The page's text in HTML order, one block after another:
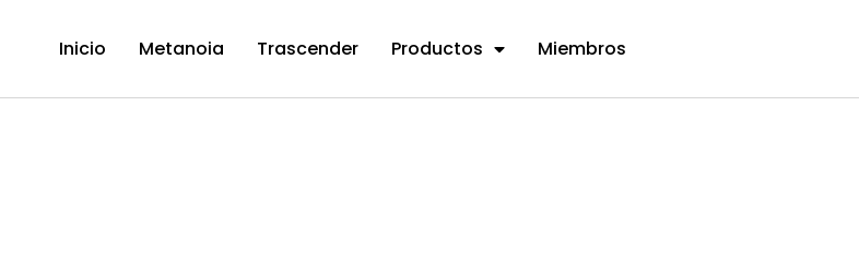
Inicio Metanoia Trascender Productos Miembros